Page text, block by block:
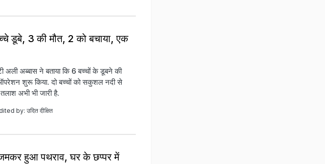
डूबे, 3 की मौत, 2 को बचाया, एक
अब्बास ने बताया कि 6 बच्चों के डूबने की
शुरू किया. दो बच्चों को सकुशल नदी से
अभी भी जारी है.
by: उदित दीक्षित
जमकर हुआ पथराव, घर के छप्पर में